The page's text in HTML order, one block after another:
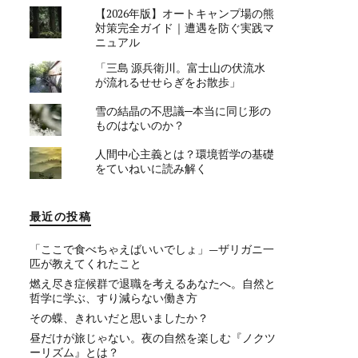
【2026年版】オートキャンプ場の熊
対策完全ガイド｜遭遇を防ぐ実践マ
ニュアル
「三島 源兵衛川。富士山の伏流水
が流れるせせらぎをお散歩」
雪の結晶の不思議─本当に同じ形の
ものはないのか？
人間中心主義とは？環境哲学の基礎
をていねいに読み解く
最近の投稿
「ここで食べちゃえばいいでしょ」—ザリガニ一
匹が教えてくれたこと
燃え尽き症候群で退職を考えるあなたへ。自然と
哲学に学ぶ、すり減らない働き方
その蝶、きれいだと思いましたか？
昼だけが旅じゃない。夜の自然を楽しむ『ノクツ
ーリズム』とは？